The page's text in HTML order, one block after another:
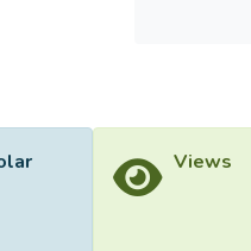
Views